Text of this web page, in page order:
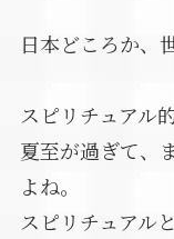
日本どころか、
スピリチュアル
夏至が過ぎて、
よね。
スピリチュアル